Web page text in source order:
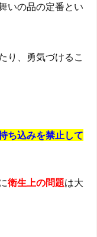
いの品の定番とい
り、勇気づけるこ
ち込みを禁止して
衛生上の問題は大